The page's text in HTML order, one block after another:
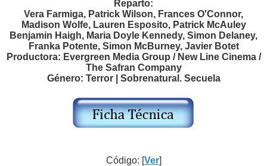
Reparto:
Vera Farmiga, Patrick Wilson, Frances O'Connor,
Madison Wolfe, Lauren Esposito, Patrick McAuley
Benjamin Haigh, Maria Doyle Kennedy, Simon Delaney,
Franka Potente, Simon McBurney, Javier Botet
Productora: Evergreen Media Group / New Line Cinema /
The Safran Company
Género: Terror | Sobrenatural. Secuela
Código: [Ver]